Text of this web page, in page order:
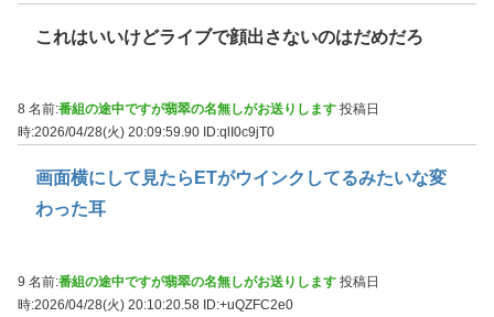
これはいいけどライブで顔出さないのはだめだろ
8 名前:番組の途中ですが翡翠の名無しがお送りします 投稿日
時:2026/04/28(火) 20:09:59.90 ID:qlI0c9jT0
画面横にして見たらETがウインクしてるみたいな変
わった耳
9 名前:番組の途中ですが翡翠の名無しがお送りします 投稿日
時:2026/04/28(火) 20:10:20.58 ID:+uQZFC2e0